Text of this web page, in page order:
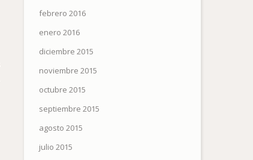
febrero 2016
enero 2016
diciembre 2015
noviembre 2015
octubre 2015
septiembre 2015
agosto 2015
julio 2015